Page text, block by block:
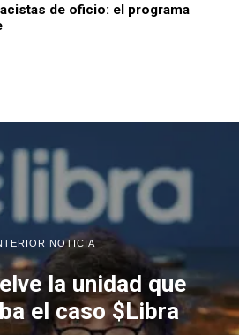
de oficio: el programa
NOTICIA
la unidad que
el caso $Libra